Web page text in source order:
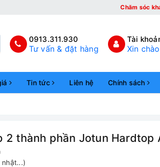
Chăm sóc
0913.311.930
Tư vấn & đặt hàng
Tài
Xin chào
Tin tức Liên hệ Chính sách
2 thành phần Jotun Hardtop